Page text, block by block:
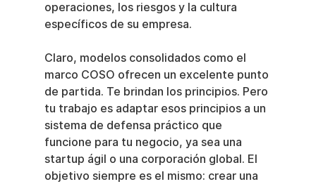
operaciones, los riesgos y la cultura
específicos de su empresa.
Claro, modelos consolidados como el
marco COSO ofrecen un excelente punto
de partida. Te brindan los principios. Pero
tu trabajo es adaptar esos principios a un
sistema de defensa práctico que
funcione para tu negocio, ya sea una
startup ágil o una corporación global. El
objetivo siempre es el mismo: crear una